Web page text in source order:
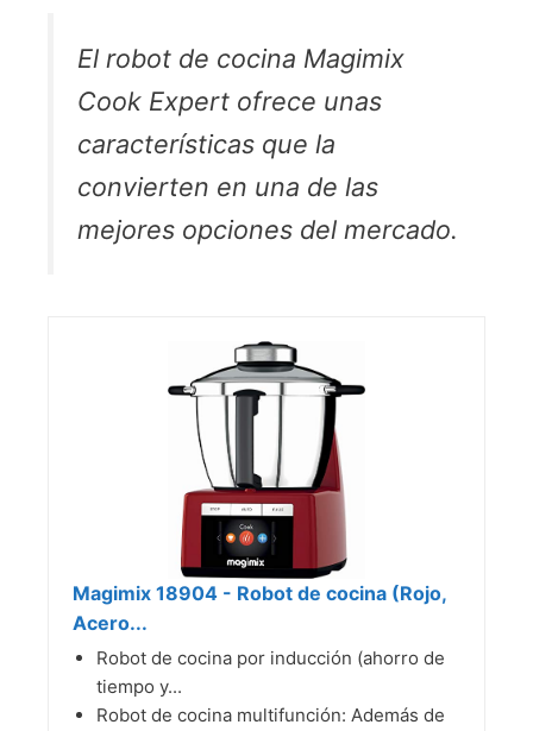
El robot de cocina Magimix
Cook Expert ofrece unas
características que la
convierten en una de las
mejores opciones del mercado.
Magimix 18904 - Robot de cocina (Rojo,
Acero...
Robot de cocina por inducción (ahorro de
tiempo y...
Robot de cocina multifunción: Además de